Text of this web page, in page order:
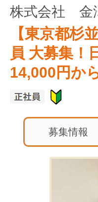
株式会社 金
【東京都杉
員 大募集！
14,000円か
募集情報